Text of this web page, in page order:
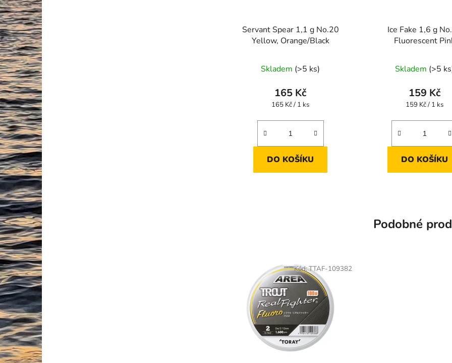
Servant Spear 1,1 g No.20
Yellow, Orange/Black
Skladem (>5 ks)
165 Kč
Měrná
165 Kč / 1 ks
DO KOŠÍKU
Ice Fake 1,6 g
Fluorescent
Skladem (>5
159 Kč
Měrná
159 Kč / 1 ks
DO KOŠÍKU
Podobné
Kód:TTAF-109382